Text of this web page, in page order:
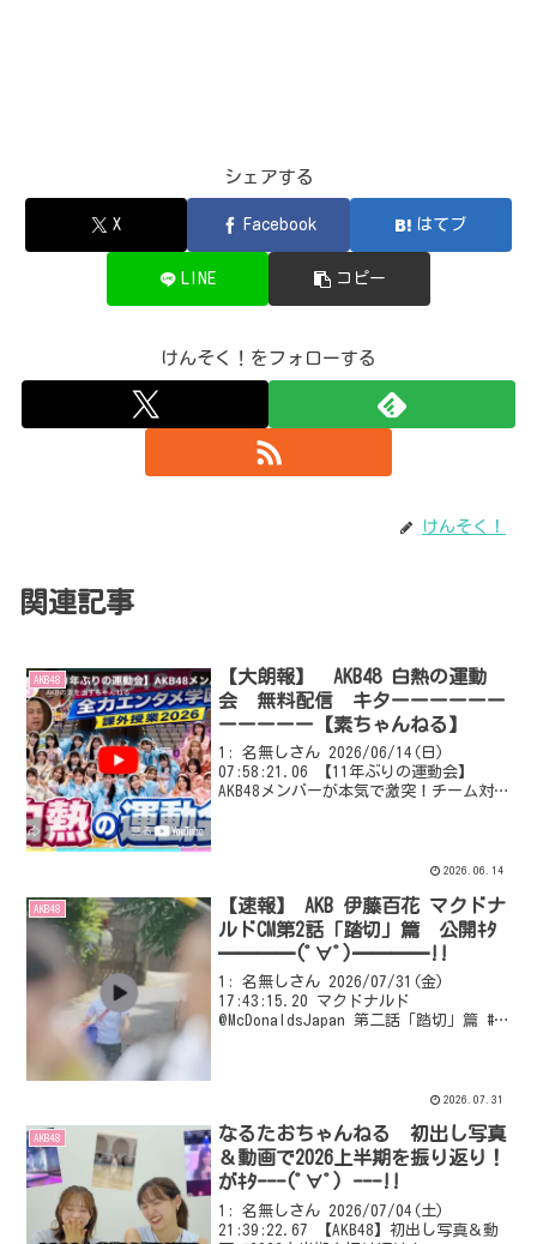
シェアする
X Facebook はてブ
LINE コピー
けんそく！をフォローする
けんそく！
関連記事
AKB48
【大朗報】 AKB48 白熱の運動
会 無料配信 キターーーーーー
ーーーーー【素ちゃんねる】
1: 名無しさん 2026/06/14(日)
07:58:21.06 【11年ぶりの運動会】
AKB48メンバーが本気で激突！チーム対抗
2026.06.14
AKB48
【速報】 AKB 伊藤百花 マクドナ
ルドCM第2話「踏切」篇 公開ｷﾀ
━━━━(ﾟ∀ﾟ)━━━━!!
1: 名無しさん 2026/07/31(金)
17:43:15.20 マクドナルド
@McDonaldsJapan 第二話「踏切」篇 #伊
2026.07.31
AKB48
なるたおちゃんねる 初出し写真
＆動画で2026上半期を振り返り！
がｷﾀｰｰｰ(ﾟ∀ﾟ) ｰｰｰ!!
1: 名無しさん 2026/07/04(土)
21:39:22.67 【AKB48】初出し写真＆動